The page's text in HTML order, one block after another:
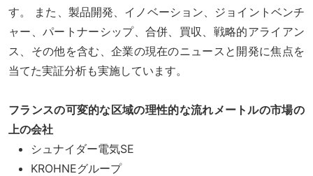
す。 また、製品開発、イノベーション、ジョイントベンチ
ャー、パートナーシップ、合併、買収、戦略的アライアン
ス、その他を含む、企業の現在のニュースと開発に焦点を
当てた実証分析も実施しています。
フランスの可変的な区域の理性的な流れメートルの市場の
上の会社
シュナイダー電気SE
KROHNEグループ